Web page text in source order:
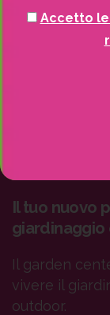
Vasi
Il tuo nuovo
giardinaggio
Il garden
vivere il
outdoor.
Accetto le